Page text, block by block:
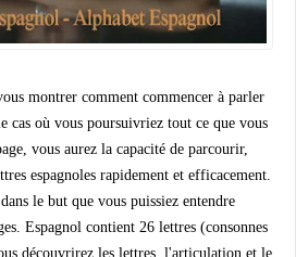
montrer comment commencer à parler
cas où vous poursuivriez tout ce que vous
vous aurez la capacité de parcourir,
espagnoles rapidement et efficacement.
le but que vous puissiez entendre
Espagnol contient 26 lettres (consonnes
découvrirez les lettres, l'articulation et le